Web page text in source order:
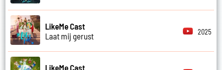
LikeMe Cast
Laat mij gerust
2025
LikeMe Cast